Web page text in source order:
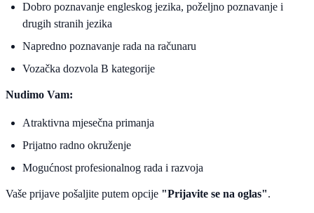
Dobro poznavanje engleskog jezika, poželjno poznavanje i
drugih stranih jezika
Napredno poznavanje rada na računaru
Vozačka dozvola B kategorije
Nudimo Vam:
Atraktivna mjesečna primanja
Prijatno radno okruženje
Mogućnost profesionalnog rada i razvoja
Vaše prijave pošaljite putem opcije "Prijavite se na oglas".